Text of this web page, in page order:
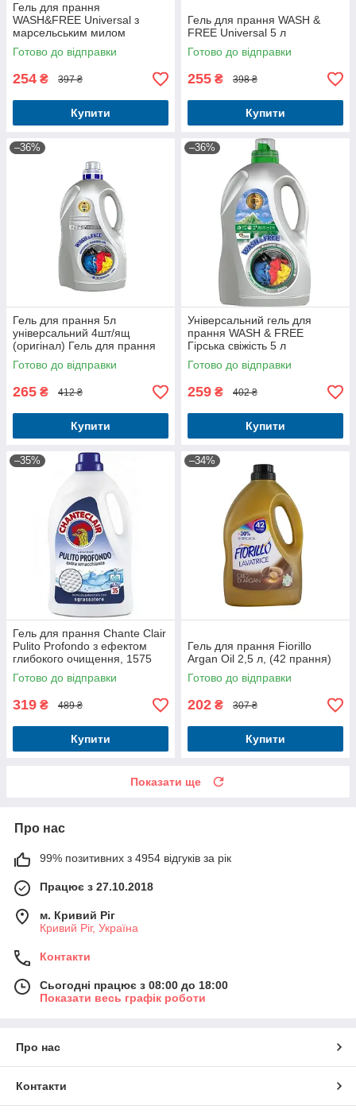
Гель для прання
WASH&FREE Universal з
марсельським милом
Жасмин 5 л
Готово до відправки
254 ₴ 397 ₴
Купити
Гель для прання WASH &
FREE Universal 5 л
Готово до відправки
255 ₴ 398 ₴
Купити
–36%
Гель для прання 5л
універсальний 4шт/ящ
(оригінал) Гель для прання
Persil, Ariel, Perwoll, Doctor
Wash
Готово до відправки
265 ₴ 412 ₴
Купити
–36%
Універсальний гель для
прання WASH & FREE
Гірська свіжість 5 л
Готово до відправки
259 ₴ 402 ₴
Купити
–35%
Гель для прання Chante Clair
Pulito Profondo з ефектом
глибокого очищення, 1575
мл (35 прань)
Готово до відправки
319 ₴ 489 ₴
Купити
–34%
Гель для прання Fiorillo
Argan Oil 2,5 л, (42 прання)
Готово до відправки
202 ₴ 307 ₴
Купити
Показати ще
Про нас
99% позитивних з 4954 відгуків за рік
Працює з 27.10.2018
м. Кривий Ріг
Кривий Ріг, Україна
Контакти
Сьогодні працює з 08:00 до 18:00
Показати весь графік роботи
Про нас
Контакти